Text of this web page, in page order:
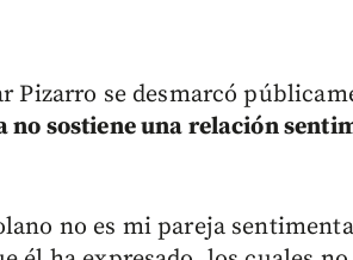
Pizarro se desmarcó
no sostiene una relación
no es mi pareja